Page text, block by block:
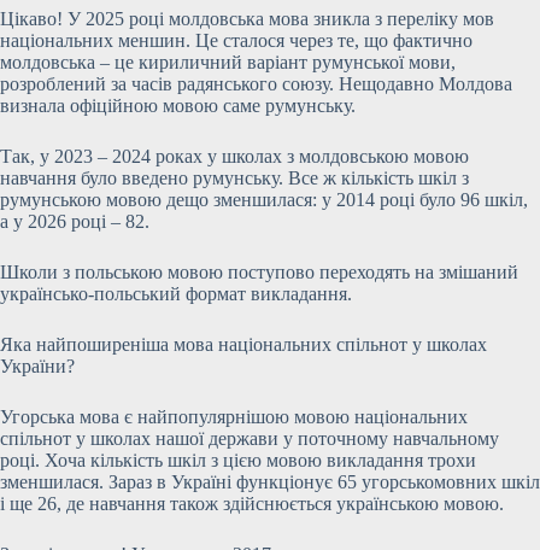
Цікаво! У 2025 році молдовська мова зникла з переліку мов
національних меншин. Це сталося через те, що фактично
молдовська – це кириличний варіант румунської мови,
розроблений за часів радянського союзу. Нещодавно Молдова
визнала офіційною мовою саме румунську.
Так, у 2023 – 2024 роках у школах з молдовською мовою
навчання було введено румунську. Все ж кількість шкіл з
румунською мовою дещо зменшилася: у 2014 році було 96 шкіл,
а у 2026 році – 82.
Школи з польською мовою поступово переходять на змішаний
українсько-польський формат викладання.
Яка найпоширеніша мова національних спільнот у школах
України?
Угорська мова є найпопулярнішою мовою національних
спільнот у школах нашої держави у поточному навчальному
році. Хоча кількість шкіл з цією мовою викладання трохи
зменшилася. Зараз в Україні функціонує 65 угорськомовних шкіл
і ще 26, де навчання також здійснюється українською мовою.